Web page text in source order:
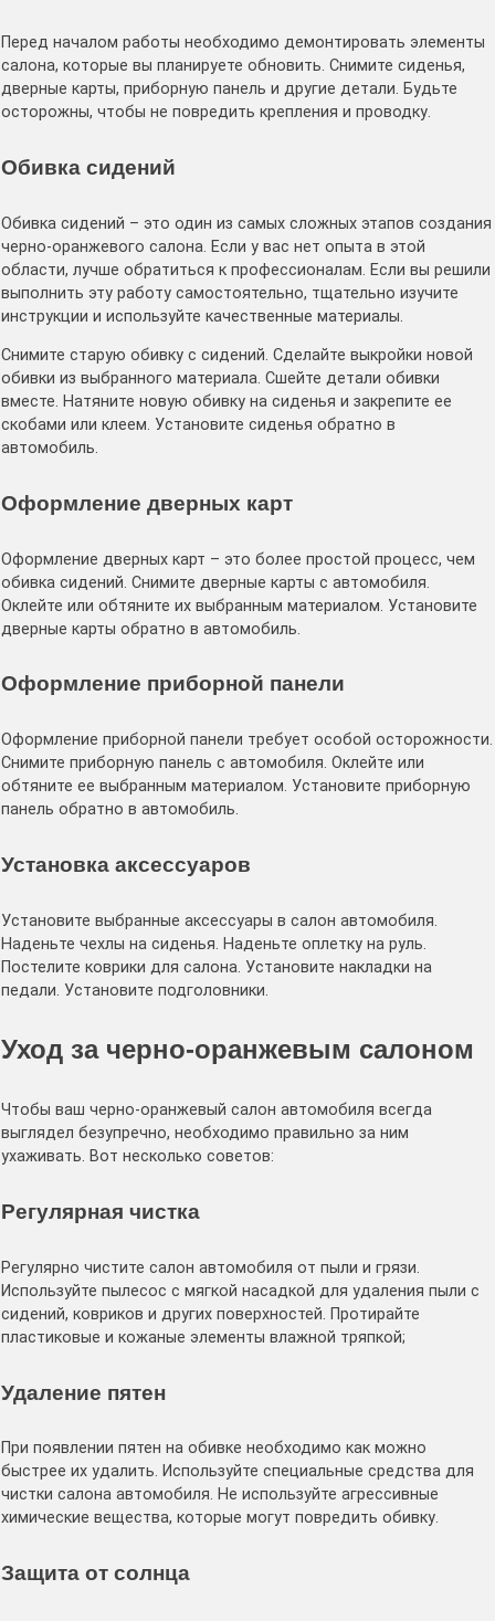
Перед началом работы необходимо демонтировать элементы
салона, которые вы планируете обновить․ Снимите сиденья,
дверные карты, приборную панель и другие детали․ Будьте
осторожны, чтобы не повредить крепления и проводку․
Обивка сидений
Обивка сидений – это один из самых сложных этапов создания
черно-оранжевого салона․ Если у вас нет опыта в этой
области, лучше обратиться к профессионалам․ Если вы решили
выполнить эту работу самостоятельно, тщательно изучите
инструкции и используйте качественные материалы․
Снимите старую обивку с сидений․ Сделайте выкройки новой
обивки из выбранного материала․ Сшейте детали обивки
вместе․ Натяните новую обивку на сиденья и закрепите ее
скобами или клеем․ Установите сиденья обратно в
автомобиль․
Оформление дверных карт
Оформление дверных карт – это более простой процесс, чем
обивка сидений․ Снимите дверные карты с автомобиля․
Оклейте или обтяните их выбранным материалом․ Установите
дверные карты обратно в автомобиль․
Оформление приборной панели
Оформление приборной панели требует особой осторожности․
Снимите приборную панель с автомобиля․ Оклейте или
обтяните ее выбранным материалом․ Установите приборную
панель обратно в автомобиль․
Установка аксессуаров
Установите выбранные аксессуары в салон автомобиля․
Наденьте чехлы на сиденья․ Наденьте оплетку на руль․
Постелите коврики для салона․ Установите накладки на
педали․ Установите подголовники․
Уход за черно-оранжевым салоном
Чтобы ваш черно-оранжевый салон автомобиля всегда
выглядел безупречно, необходимо правильно за ним
ухаживать․ Вот несколько советов:
Регулярная чистка
Регулярно чистите салон автомобиля от пыли и грязи․
Используйте пылесос с мягкой насадкой для удаления пыли с
сидений, ковриков и других поверхностей․ Протирайте
пластиковые и кожаные элементы влажной тряпкой;
Удаление пятен
При появлении пятен на обивке необходимо как можно
быстрее их удалить․ Используйте специальные средства для
чистки салона автомобиля․ Не используйте агрессивные
химические вещества, которые могут повредить обивку․
Защита от солнца